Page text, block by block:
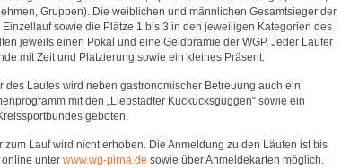
Gruppen). Die weiblichen und männlichen Gesamtsieger der
Einzellauf sowie die Plätze 1 bis 3 in den jeweiligen Kategorien des
jeweils einen Pokal und eine Geldprämie der WGP. Jeder Läufer
mit Zeit und Platzierung sowie ein kleines Präsent.
des Laufes wird neben gastronomischer Betreuung auch ein
mit den „Liebstädter Kuckucksguggen“ sowie ein
geboten.
zum Lauf wird nicht erhoben. Die Anmeldung zu den Läufen ist bis
unter www.wg-pirna.de sowie über Anmeldekarten möglich.